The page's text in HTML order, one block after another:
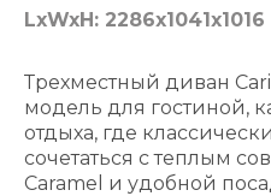
LxWxH:
Трехместный диван
модель для гостиной,
отдыха, где
сочетаться с теплым
Caramel и удобной